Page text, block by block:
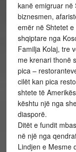
kanë emigruar në
biznesmen,
emër në Shtetet
shqiptare nga
Familja Kolaj, tre
me krenari thonë
pica –
cilët kan pica
shtete të
kështu një nga
diasporë.
Ditët e fundit
në një nga
Lindjen e Mesme